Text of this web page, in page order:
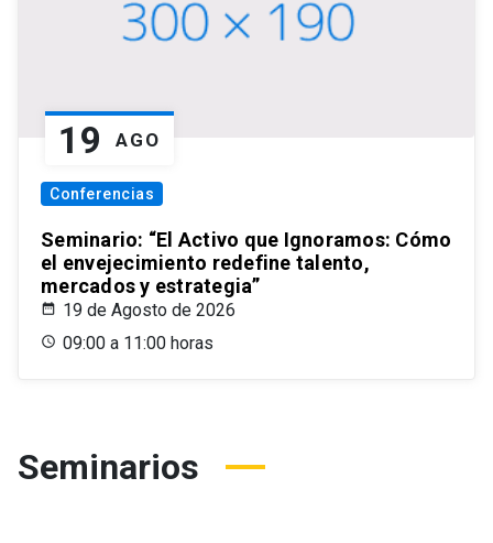
19 AGO
Conferencias
Seminario: “El Activo que Ignoramos: Cómo
el envejecimiento redefine talento,
mercados y estrategia”
19 de Agosto de 2026
09:00 a 11:00 horas
Seminarios